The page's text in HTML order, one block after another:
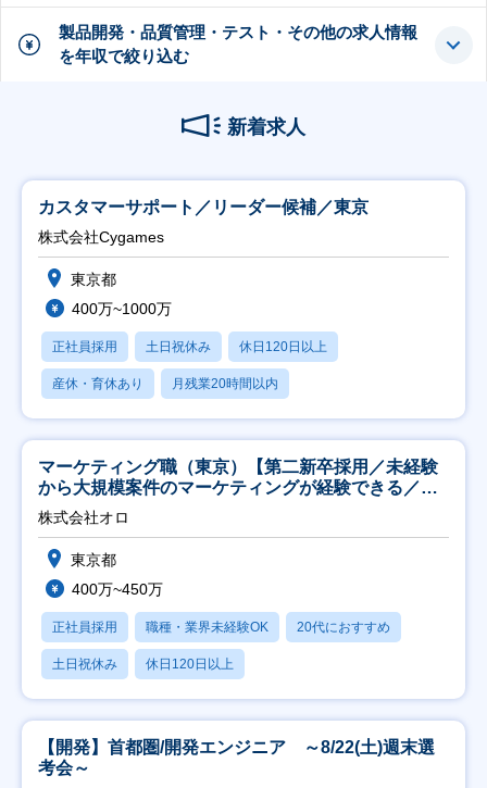
製品開発・品質管理・テスト・その他の求人情報
を年収で絞り込む
新着求人
カスタマーサポート／リーダー候補／東京
株式会社Cygames
東京都
400万~1000万
正社員採用 土日祝休み 休日120日以上
産休・育休あり 月残業20時間以内
マーケティング職（東京）【第二新卒採用／未経験
から大規模案件のマーケティングが経験できる／研
修充実】
株式会社オロ
東京都
400万~450万
正社員採用 職種・業界未経験OK 20代におすすめ
土日祝休み 休日120日以上
【開発】首都圏/開発エンジニア ～8/22(土)週末選
考会～